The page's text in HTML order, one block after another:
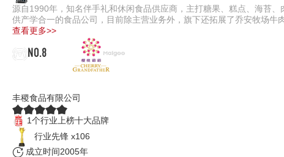
源自1990年，知名伴手礼和休闲食品供应商，主打糖果、糕点、海苔
供产学合一的食品公司，目前除主营业务外，旗下还拓展了乔安牧场牛
查看更多>>
NO.8
丰稷食品有限公司
1个行业上榜十大品牌
行业先锋 x106
成立时间2005年